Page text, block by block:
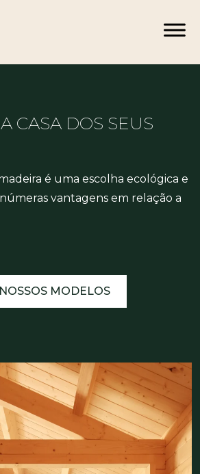
CASA DOS SEUS
é uma escolha ecológica e
vantagens em relação a
MODELOS